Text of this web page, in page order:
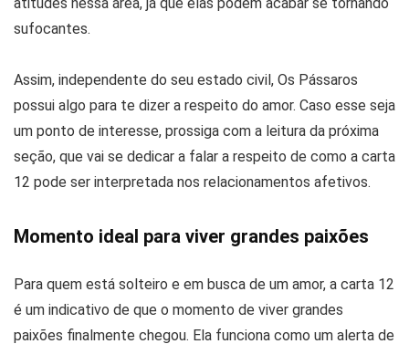
sufocantes.
Assim, independente do seu estado civil, Os Pássaros
possui algo para te dizer a respeito do amor. Caso esse seja
um ponto de interesse, prossiga com a leitura da próxima
seção, que vai se dedicar a falar a respeito de como a carta
12 pode ser interpretada nos relacionamentos afetivos.
Momento ideal para viver grandes paixões
Para quem está solteiro e em busca de um amor, a carta 12
é um indicativo de que o momento de viver grandes
paixões finalmente chegou. Ela funciona como um alerta de